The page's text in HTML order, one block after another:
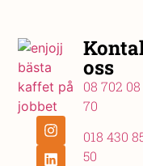
oss
08 702 08
70
018 430
50